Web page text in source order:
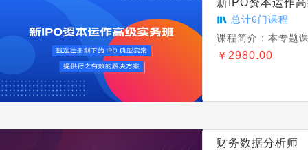
总计6门课程
课程简介： 本专题
￥ 2980.00
财务数据分析师